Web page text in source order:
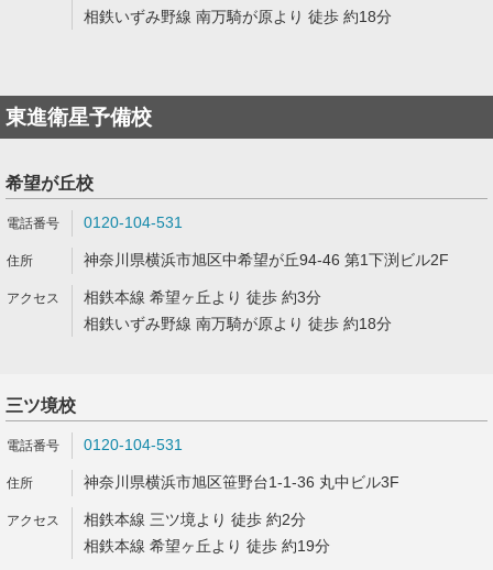
相鉄いずみ野線 南万騎が原より 徒歩 約18分
東進衛星予備校
希望が丘校
0120-104-531
神奈川県横浜市旭区中希望が丘94-46 第1下渕ビル2F
相鉄本線 希望ヶ丘より 徒歩 約3分
相鉄いずみ野線 南万騎が原より 徒歩 約18分
三ツ境校
0120-104-531
神奈川県横浜市旭区笹野台1-1-36 丸中ビル3F
相鉄本線 三ツ境より 徒歩 約2分
相鉄本線 希望ヶ丘より 徒歩 約19分